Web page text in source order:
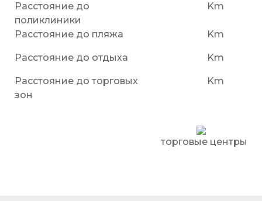
Расстояние до
поликлиники
Km
Расстояние до пляжа Km
Расстояние до отдыха Km
Расстояние до торговых
зон
Km
торговые центры